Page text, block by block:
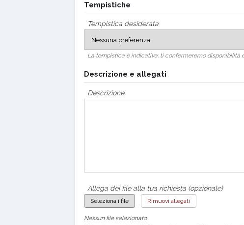
Tempistiche
Tempistica desiderata
La tempistica è indicativa: ti confermeremo disponibilità
Descrizione e allegati
Descrizione
Allega dei file alla tua richiesta (opzionale)
Seleziona i file Rimuovi allegati
Nessun file selezionato